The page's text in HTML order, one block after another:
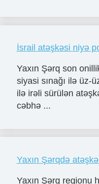
İsrail atəşkəsi niyə
Yaxın Şərq son
siyasi sınağı ilə üz-
ilə irəli sürülən
cəbhə ...
Yaxın Şərqdə
Yaxın Şərq regionu